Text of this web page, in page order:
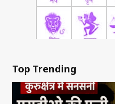
Top Trending